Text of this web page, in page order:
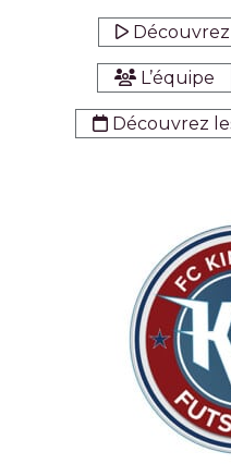
Découvrez
L’équipe
Découvrez